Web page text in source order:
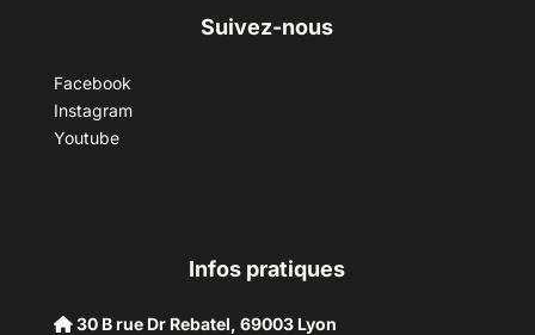
Suivez-nous
Facebook
Instagram
Youtube
Infos pratiques
30 B rue Dr Rebatel, 69003 Lyon